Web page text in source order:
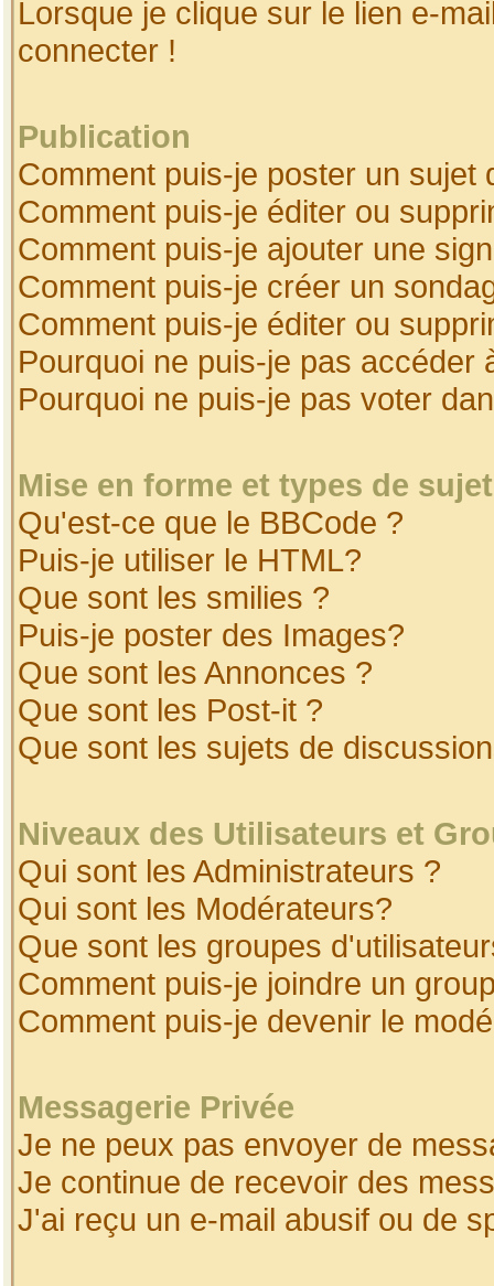
Lorsque je clique sur le lien e-
connecter !
Publication
Comment puis-je poster un sujet
Comment puis-je éditer ou
Comment puis-je ajouter une
Comment puis-je créer un
Comment puis-je éditer ou
Pourquoi ne puis-je pas accéder
Pourquoi ne puis-je pas voter
Mise en forme et types de
Qu'est-ce que le BBCode ?
Puis-je utiliser le HTML?
Que sont les smilies ?
Puis-je poster des Images?
Que sont les Annonces ?
Que sont les Post-it ?
Que sont les sujets de
Niveaux des Utilisateurs et
Qui sont les Administrateurs ?
Qui sont les Modérateurs?
Que sont les groupes
Comment puis-je joindre un
Comment puis-je devenir le
Messagerie Privée
Je ne peux pas envoyer de
Je continue de recevoir des
J'ai reçu un e-mail abusif ou de